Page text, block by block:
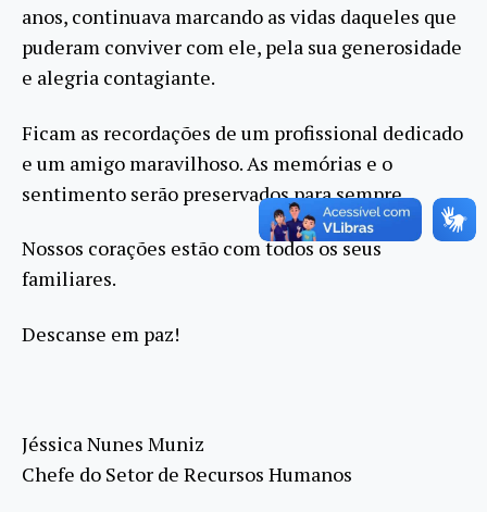
anos, continuava marcando as vidas daqueles que
puderam conviver com ele, pela sua generosidade
e alegria contagiante.
Ficam as recordações de um profissional dedicado
e um amigo maravilhoso. As memórias e o
sentimento serão preservados para sempre.
Nossos corações estão com todos os seus
familiares.
Descanse em paz!
Jéssica Nunes Muniz
Chefe do Setor de Recursos Humanos